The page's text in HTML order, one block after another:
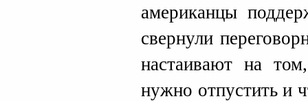
американцы
свернули
настаивают на
нужно отпустить и